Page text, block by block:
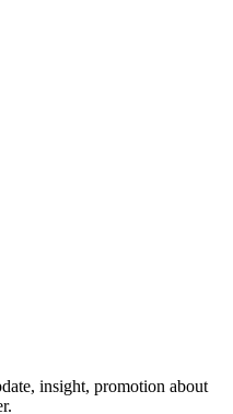
insight, promotion about